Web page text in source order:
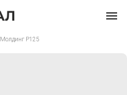
Молдинг P125